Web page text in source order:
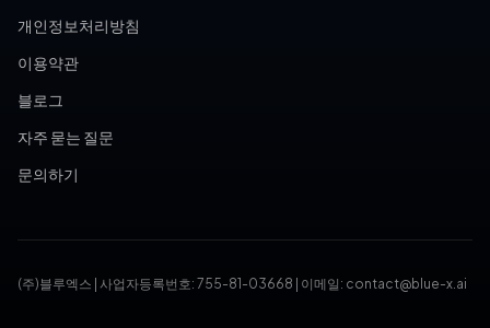
개인정보처리방침
이용약관
블로그
자주 묻는 질문
문의하기
(주)블루엑스 사업자등록번호: 755-81-03668 이메일: contact@blue-x.ai